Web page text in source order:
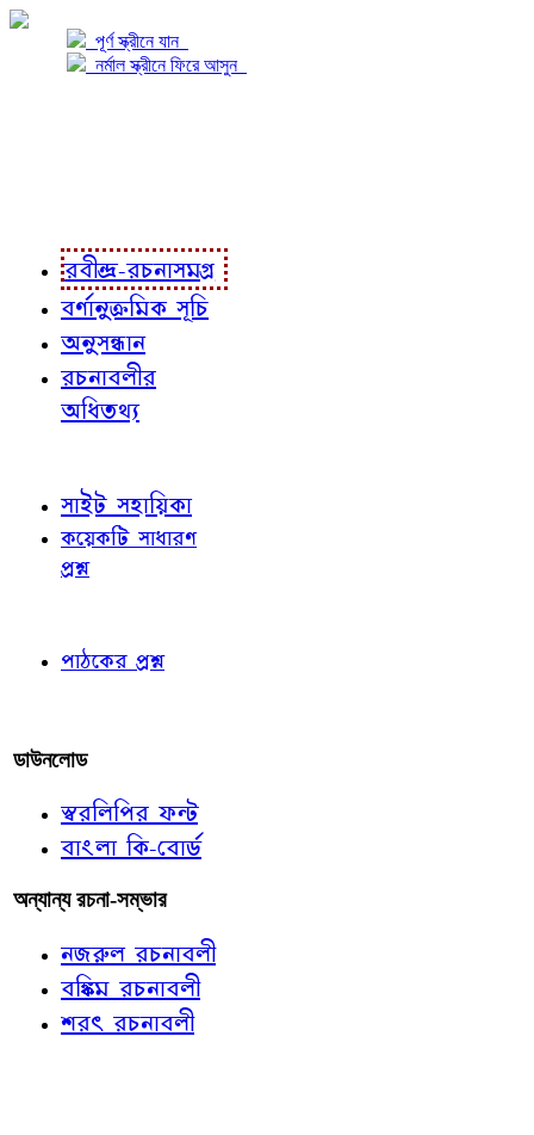
পূর্ণ স্ক্রীনে যান
নর্মাল স্ক্রীনে ফিরে আসুন
রবীন্দ্র-রচনাসমগ্র
বর্ণানুক্রমিক সূচি
অনুসন্ধান
রচনাবলীর
অধিতথ্য
সাইট সহায়িকা
কয়েকটি সাধারণ
প্রশ্ন
পাঠকের প্রশ্ন
ডাউনলোড
স্বরলিপির ফন্ট
বাংলা কি-বোর্ড
অন্যান্য রচনা-সম্ভার
নজরুল রচনাবলী
বঙ্কিম রচনাবলী
শরৎ রচনাবলী